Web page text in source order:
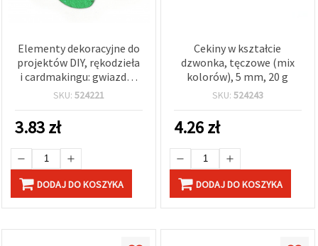
Elementy dekoracyjne do
projektów DIY, rękodzieła
i cardmakingu: gwiazdki,
księżyce i serca, mix
mm, 16 g
SKU: 524221
3.83zł
DODAJ DO KOSZYKA
Cekiny w kształcie
dzwonka, tęczowe (mix
kolorów), 5 mm, 20 g
SKU: 524243
4.26zł
DODAJ DO KOSZYKA